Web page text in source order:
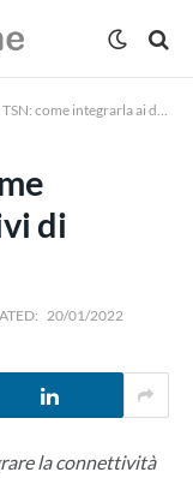
integrarla ai dispositivi di automazione?
di
20/01/2022
la connettività